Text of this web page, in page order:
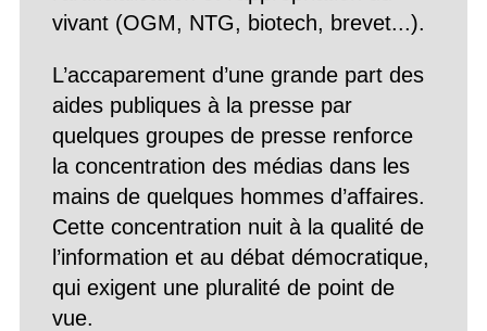
vivant (OGM, NTG, biotech, brevet...).
L’accaparement d’une grande part des
aides publiques à la presse par
quelques groupes de presse renforce
la concentration des médias dans les
mains de quelques hommes d’affaires.
Cette concentration nuit à la qualité de
l’information et au débat démocratique,
qui exigent une pluralité de point de
vue.